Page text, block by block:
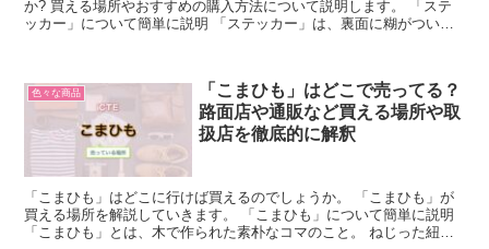
か? 買える場所やおすすめの購入方法について説明します。 「ステ
ッカー」について簡単に説明 「ステッカー」は、裏面に糊がついた
色々な商品
「こまひも」はどこで売ってる？
路面店や通販など買える場所や取
扱店を徹底的に解釈
「こまひも」はどこに行けば買えるのでしょうか。 「こまひも」が
買える場所を解説していきます。 「こまひも」について簡単に説明
「こまひも」とは、木で作られた素朴なコマのこと。 ねじった紐が